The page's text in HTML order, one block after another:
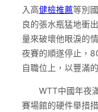
入高健檢推薦等別
良的張水瓶猛地衝
量來破壞他眼淚的
夜賽的順遂停止，
自職位上，以豐滿
WTT中國年夜
賽場館的硬件舉措